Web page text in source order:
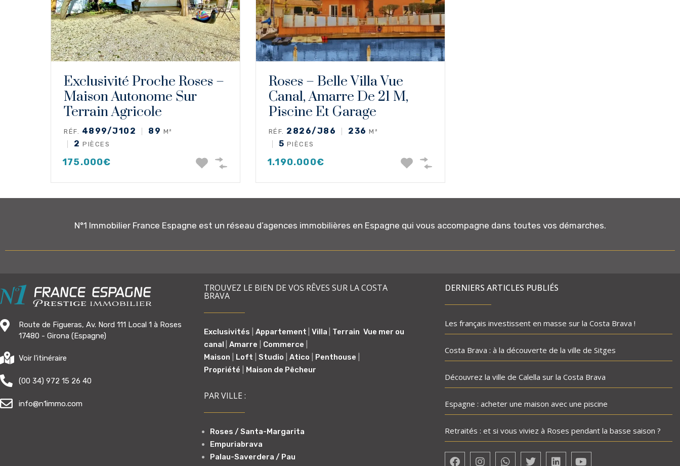
Exclusivité Proche Roses –
Maison Autonome Sur
Terrain Agricole
RÉF. 4899/J102 89 M²
2 PIÈCES
175.000€
Roses – Belle Villa Vue
Canal, Amarre De 21 M,
Piscine Et Garage
RÉF. 2826/J86 236 M²
5 PIÈCES
1.190.000€
N°1 Immobilier France Espagne est un réseau d’agences immobilières en Espagne qui vous accompagne dans toutes vos démarches.
Route de Figueras, Av. Nord 111 Local 1 à Roses
17480 - Girona (Espagne)
Voir l'itinéraire
(00 34) 972 15 26 40
info@n1immo.com
TROUVEZ LE BIEN DE VOS RÊVES SUR LA COSTA
BRAVA
Exclusivités |Appartement |Villa Terrain Vue mer ou
canal
|Amarre Commerce
Maison
Loft |Studio |Atico Penthouse
Propriété
Maison de Pêcheur
PAR VILLE :
Roses / Santa-Margarita
Empuriabrava
Palau-Saverdera / Pau
DERNIERS ARTICLES PUBLIÉS
Les français investissent en masse sur la Costa Brava !
Costa Brava : à la découverte de la ville de Sitges
Découvrez la ville de Calella sur la Costa Brava
Espagne : acheter une maison avec une piscine
Retraités : et si vous viviez à Roses pendant la basse saison ?